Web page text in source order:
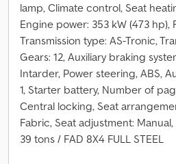
lamp, Climate control, Seat
Engine power: 353 kW (473 hp),
Transmission type: AS-Tronic,
Gears: 12, Auxiliary braking
Intarder, Power steering, ABS,
1, Starter battery, Number of
Central locking, Seat
Fabric, Seat adjustment:
39 tons / FAD 8X4 FULL STEEL